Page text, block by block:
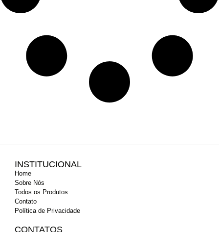
INSTITUCIONAL
Home
Sobre Nós
Todos os Produtos
Contato
Política de Privacidade
CONTATOS